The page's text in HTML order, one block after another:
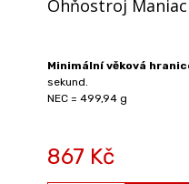
Ohňostroj
Minimální věková
sekund.
NEC = 499,94 g
867 Kč